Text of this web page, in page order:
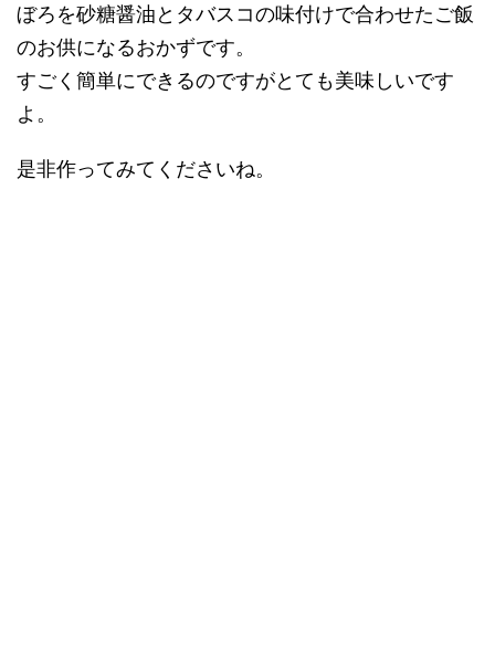
ぼろを砂糖醤油とタバスコの味付けで合わせたご飯
のお供になるおかずです。
すごく簡単にできるのですがとても美味しいです
よ。
是非作ってみてくださいね。